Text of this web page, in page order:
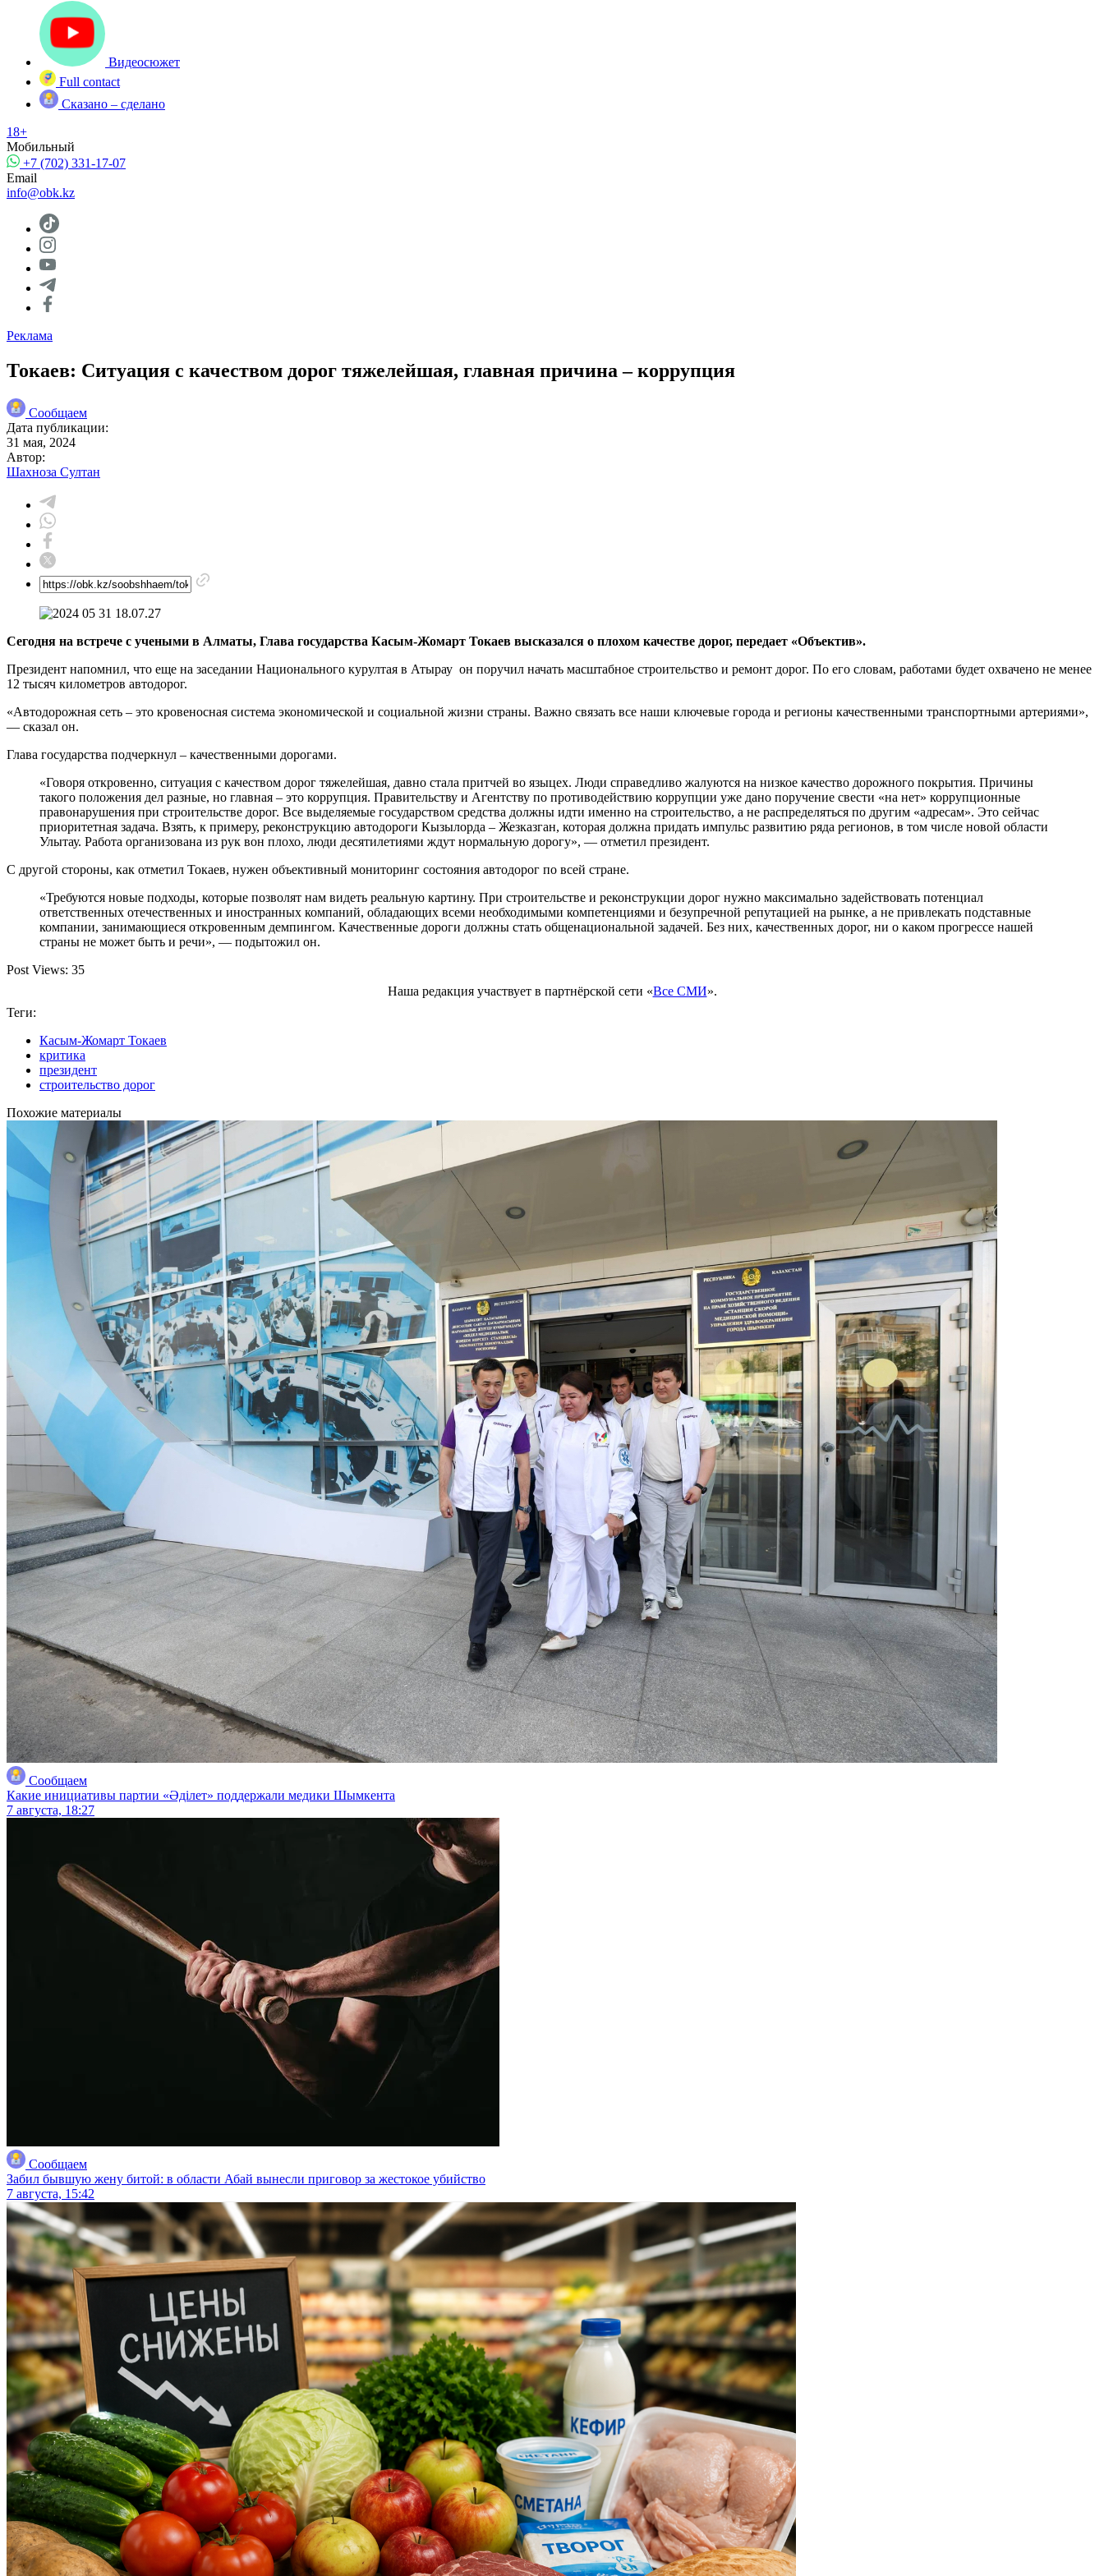
Видеосюжет
Full contact
Сказано – сделано
18+
Мобильный
+7 (702) 331-17-07
Email
info@obk.kz
Реклама
Токаев: Ситуация с качеством дорог тяжелейшая, главная причина – коррупция
Сообщаем
Дата публикации:
31 мая, 2024
Автор:
Шахноза Султан
Сегодня на встрече с учеными в Алматы, Глава государства Касым-Жомарт Токаев высказался о плохом качестве дорог, передает «Объектив».
Президент напомнил, что еще на заседании Национального курултая в Атырау он поручил начать масштабное строительство и ремонт дорог. По его словам, работами будет охвачено не менее
12 тысяч километров автодорог.
«Автодорожная сеть – это кровеносная система экономической и социальной жизни страны. Важно связать все наши ключевые города и регионы качественными транспортными артериями»,
— сказал он.
Глава государства подчеркнул – качественными дорогами.
«Говоря откровенно, ситуация с качеством дорог тяжелейшая, давно стала притчей во языцех. Люди справедливо жалуются на низкое качество дорожного покрытия. Причины
такого положения дел разные, но главная – это коррупция. Правительству и Агентству по противодействию коррупции уже дано поручение свести «на нет» коррупционные
правонарушения при строительстве дорог. Все выделяемые государством средства должны идти именно на строительство, а не распределяться по другим «адресам». Это сейчас
приоритетная задача. Взять, к примеру, реконструкцию автодороги Кызылорда – Жезказган, которая должна придать импульс развитию ряда регионов, в том числе новой области
Улытау. Работа организована из рук вон плохо, люди десятилетиями ждут нормальную дорогу», — отметил президент.
С другой стороны, как отметил Токаев, нужен объективный мониторинг состояния автодорог по всей стране.
«Требуются новые подходы, которые позволят нам видеть реальную картину. При строительстве и реконструкции дорог нужно максимально задействовать потенциал
ответственных отечественных и иностранных компаний, обладающих всеми необходимыми компетенциями и безупречной репутацией на рынке, а не привлекать подставные
компании, занимающиеся откровенным демпингом. Качественные дороги должны стать общенациональной задачей. Без них, качественных дорог, ни о каком прогрессе нашей
страны не может быть и речи», — подытожил он.
Post Views: 35
Наша редакция участвует в партнёрской сети «Все СМИ».
Теги:
Касым-Жомарт Токаев
критика
президент
строительство дорог
Похожие материалы
Сообщаем
Какие инициативы партии «Әділет» поддержали медики Шымкента
7 августа, 18:27
Сообщаем
Забил бывшую жену битой: в области Абай вынесли приговор за жестокое убийство
7 августа, 15:42